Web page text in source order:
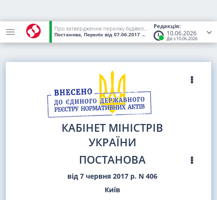
Редакція:
10.06.2026
Діє з 10.06.2026
Про затвердження переліку будівельних робіт, які не потребують документів, що дають право на їх виконання, та після закінчення яких об'єкт не підлягає прийняттю в експлуатацію
Постанова, Перелік від 07.06.2017 № 406 (Статус:Чинний)
КАБІНЕТ МІНІСТРІВ
УКРАЇНИ
ПОСТАНОВА
від 7 червня 2017 р. N 406
Київ